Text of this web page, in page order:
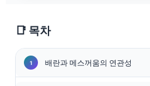
📑 목차
배란과 메스꺼움의 연관성